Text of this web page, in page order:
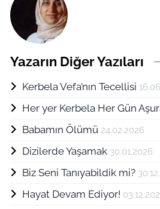
Yazarın Diğer Yazıları
Kerbela Vefa’nın Tecellisi
Her yer Kerbela Her Gün
Babamın Ölümü 24.02.2026
Dizilerde Yaşamak 30.01.2026
Biz Seni Tanıyabildik mi?
Hayat Devam Ediyor!